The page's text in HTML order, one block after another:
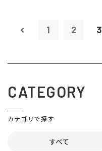
1 2 3
CATEGORY
カテゴリで探す
すべて